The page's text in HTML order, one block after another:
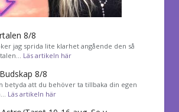
8/8
jag sprida lite klarhet angående den så
Läs artikeln här
8/8
betyda att du behöver ta tillbaka din egen
Läs artikeln här